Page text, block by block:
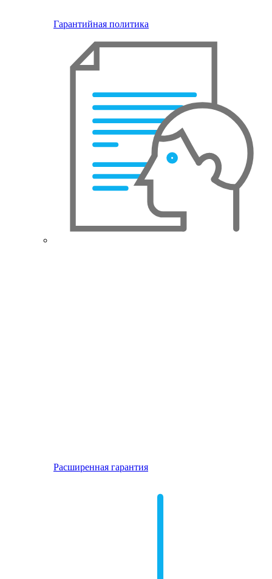
Гарантийная политика
Расширенная гарантия